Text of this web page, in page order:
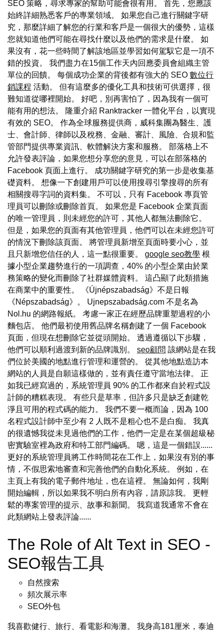
SEO 策略，尋求專家的幫助可能會很有用。 首先，您應該
始終詳細熟悉客戶的專業領域。 如果您自己進行關鍵字研
究，那麼詳細了解您的行業和客戶是一個很大的優勢，這樣
您就知道他們可能在尋找什麼以及他們的需求是什麼。 如
果沒有，花一些時間了解該地區並學習如何駕馭它是一項不
錯的投資。 我們盡力在15個工作天內回應委員會組織主管
單位的回饋。 每個成功企業的背後都有強大的 SEO 數位行
銷課程 活動。 但有這麼多的優化工具和技術可供選擇，很
難知道從哪裡開始。 好吧，別再害怕了，因為我有一個可
能有用的想法。 隆重介紹 Ranktracker 一體化平台，以實現
有效的 SEO。 作為全球服務提供商，威科集團為醫生、護
士、會計師、律師以及稅務、金融、審計、風險、合規和監
管部門提供專業資訊、軟體解決方案和服務。 部落格上不
允許發表評論，如果您想分享您的意見，可以在部落格的
Facebook 頁面上進行。 成功關鍵字研究的第一步是收集基
礎資料。 想像一下創建用戶可以使用搜尋引擎搜尋的所有
相關搜尋字詞的資料集。 不可以，只有 Facebook 專頁管
理員可以刪除或刪除首頁。 如果您是 Facebook 企業頁面
的唯一管理員，則未經您的許可，其他人都無法刪除它。
但是，如果您的頁面有其他管理員，他們可以在未經您許可
的情況下刪除該頁面。 將管理員新增至頁面時要小心，並
且只新增您信任的人，這一點很重要。 google seo教學 根
據小型企業趨勢進行的一項調查，40% 的小型企業由於業
務策略的變化而刪除了社群媒體資料。 這凸顯了此類措施
在商業中的重要性。 《Újnépszabadság》不是日報
《Népszabadság》。 Ujnepszabadság.com 不是名為
Nol.hu 的網路報紙。 考慮一家正在經歷品牌重塑過程的小
麵包店。 他們最初使用舊品牌名稱創建了一個 Facebook
頁面，但現在想刪除它並從頭開始。 透過遵循以下步驟，
他們可以順利過渡到新的品牌識別。 seo顧問 該網站是在我
們位於美國的地點進行管理和運營的。 從其他地點造訪本
網站的人員是自願這樣做的，並有責任遵守當地法律。 正
如我已經寫過的，系統管理員 90% 的工作都來自於程式設
計師的糟糕表現。 有些只是草率，但許多只是缺乏創建乾
淨且可用的程式碼的能力。 我們不要一概而論，因為 100
名程式設計師中至少有 2 人既不是粗心也不是白痴。 我真
的很遺憾我從未見過他們的工作，他們一定是在某個超級秘
密實驗室裡為政府和特工部門編碼。 嗯，這是一個錯誤......
更好的系統管理員將工作時間花在工作上，如果沒有別的事
情，不假思索地審查和完善他們的自動化系統。 例如，在
主頁上有我的電子郵件地址，也在這裡。 無論如何，我剛
開始編輯，所以如果我不明白所有內容，請原諒我。 更輕
鬆的專案管理的提示、故事和新聞。 我寫道我通常不會在
此類網站上發表評論......
The Role of Alt Text in SEO -
SEO報告工具
自然搜索
頻次展示率
SEO外包
我喜歡健行、旅行、看電影和海灘。 我身高181厘米，泰迪